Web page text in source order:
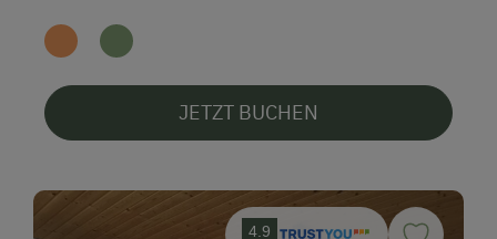
JETZT BUCHEN
4.9